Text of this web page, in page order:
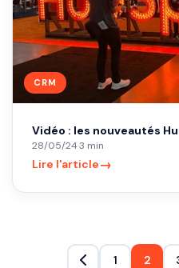
CRM
Vidéo : les nouveautés
28/05/24·3 min
Lire l'article→
1 2